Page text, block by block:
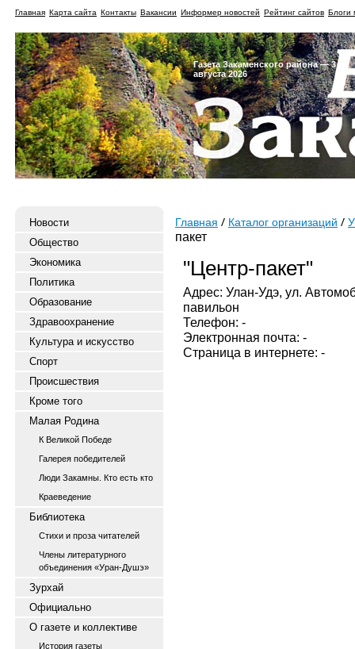
Главная Карта сайта Контакты Вакансии Информер новостей Рейтинг сайтов Блоги
Газета Закаменского района — 3
августа 2026
Новости
Общество
Экономика
Политика
Образование
Здравоохранение
Культура и искусство
Спорт
Происшествия
Кроме того
Малая Родина
К Великой Победе
Галерея победителей
Люди Закамны. Кто есть кто
Краеведение
Библиотека
Стихи и проза читателей
Члены литературного
объединения «Уран-Душэ»
Зурхай
Официально
О газете и коллективе
История газеты
Главная Каталог организаций
пакет
"Центр-пакет"
Адрес: Улан-Удэ, ул.
павильон
Телефон: -
Электронная почта: -
Страница в интернете: -